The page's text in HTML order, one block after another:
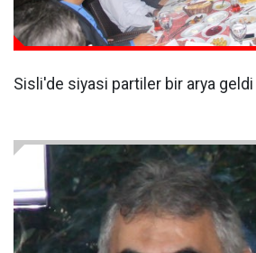
Sisli'de siyasi partiler bir arya geldi